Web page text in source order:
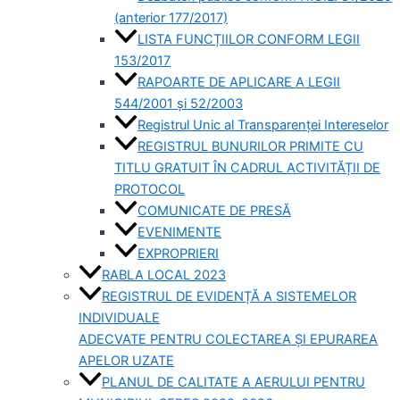
(anterior 177/2017)
LISTA FUNCȚIILOR CONFORM LEGII
153/2017
RAPOARTE DE APLICARE A LEGII
544/2001 și 52/2003
Registrul Unic al Transparenței Intereselor
REGISTRUL BUNURILOR PRIMITE CU
TITLU GRATUIT ÎN CADRUL ACTIVITĂȚII DE
PROTOCOL
COMUNICATE DE PRESĂ
EVENIMENTE
EXPROPRIERI
RABLA LOCAL 2023
REGISTRUL DE EVIDENȚĂ A SISTEMELOR
INDIVIDUALE
ADECVATE PENTRU COLECTAREA ȘI EPURAREA
APELOR UZATE
PLANUL DE CALITATE A AERULUI PENTRU